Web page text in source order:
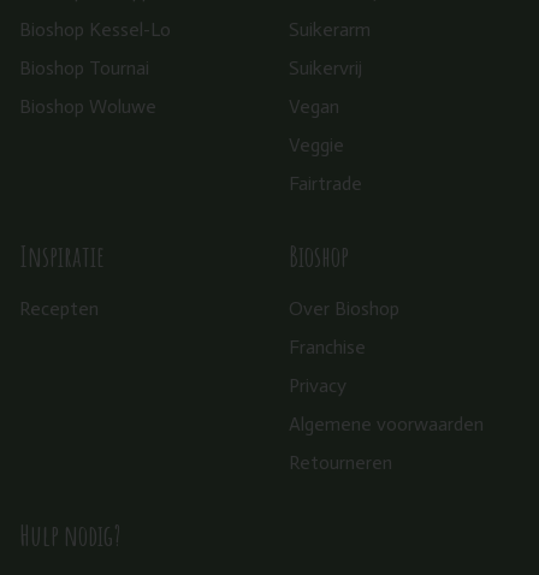
Bioshop Kessel-Lo
Bioshop Tournai
Bioshop Woluwe
Suikerarm
Suikervrij
Vegan
Veggie
Fairtrade
Inspiratie
Recepten
Bioshop
Over Bioshop
Franchise
Privacy
Algemene voorwaarden
Retourneren
Hulp nodig?